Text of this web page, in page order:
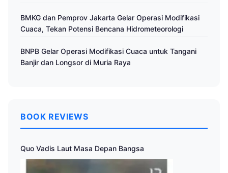
BMKG dan Pemprov Jakarta Gelar Operasi Modifikasi
Cuaca, Tekan Potensi Bencana Hidrometeorologi
BNPB Gelar Operasi Modifikasi Cuaca untuk Tangani
Banjir dan Longsor di Muria Raya
BOOK REVIEWS
Quo Vadis Laut Masa Depan Bangsa